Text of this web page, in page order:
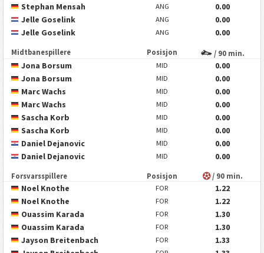
Stephan Mensah
ANG
0.00
Jelle Goselink
ANG
0.00
Jelle Goselink
ANG 0.00
Midtbanespillere Posisjon / 90 min.
Jona Borsum MID
0.00
Jona Borsum
MID
0.00
Marc Wachs
MID
0.00
Marc Wachs
MID
0.00
Sascha Korb
MID
0.00
Sascha Korb
MID
0.00
Daniel Dejanovic
MID
0.00
Daniel Dejanovic
MID 0.00
Forsvarsspillere Posisjon / 90 min.
Noel Knothe FOR
1.22
Noel Knothe
FOR
1.22
Ouassim Karada
FOR
1.30
Ouassim Karada
FOR
1.30
Jayson Breitenbach
FOR
1.33